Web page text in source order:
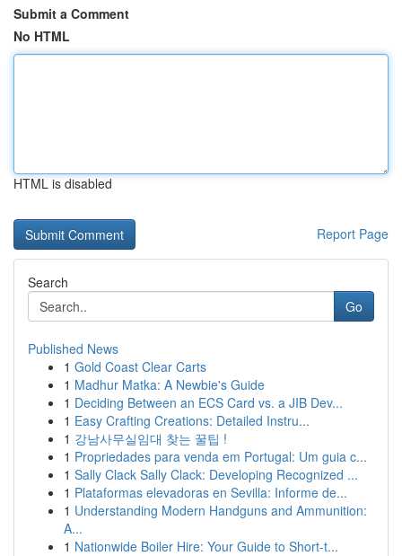
Submit a Comment
No HTML
HTML is disabled
Report Page
Search
Go
Published News
1 Gold Coast Clear Carts
1 Madhur Matka: A Newbie's Guide
1 Deciding Between an ECS Card vs. a JIB Dev...
1 Easy Crafting Creations: Detailed Instru...
1 강남사무실임대 찾는 꿀팁 !
1 Propriedades para venda em Portugal: Um guia c...
1 Sally Clack Sally Clack: Developing Recognized ...
1 Plataformas elevadoras en Sevilla: Informe de...
1 Understanding Modern Handguns and Ammunition:
A...
1 Nationwide Boiler Hire: Your Guide to Short-t...